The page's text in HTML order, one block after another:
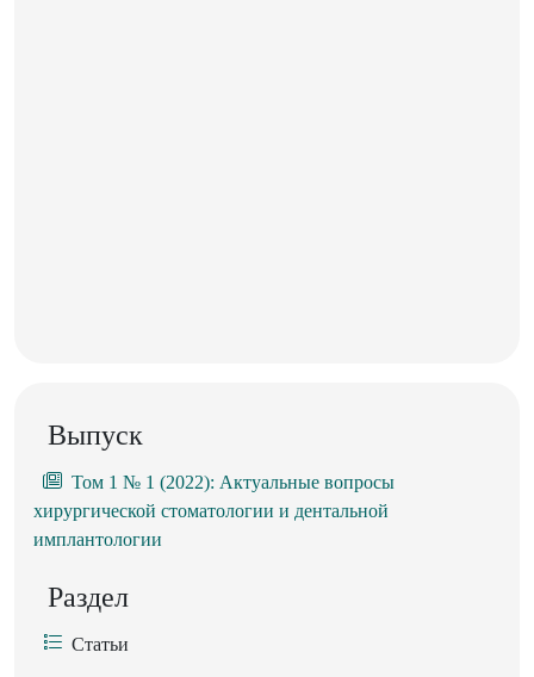
Выпуск
Том 1 № 1 (2022): Актуальные вопросы
хирургической стоматологии и дентальной
имплантологии
Раздел
Статьи